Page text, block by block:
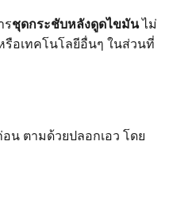
รชุดกระชับหลังดูดไขมันไม่
รือเทคโนโลยีอื่นๆ ในส่วนที่
น ตามด้วยปลอกเอว โดย